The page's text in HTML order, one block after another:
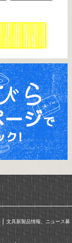
｜ 文具新製品情報、ニュース募